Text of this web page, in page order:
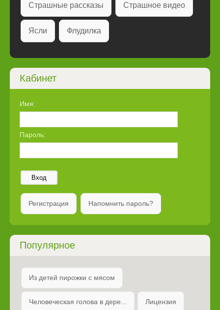
Страшные рассказы Страшное видео
Ясли Флудилка
Кабинет
Имя:
Пароль:
Вход
Регистрация Напомнить пароль?
Популярное
Из детей пирожки с мясом
Человеческая голова в дере... Лицензия